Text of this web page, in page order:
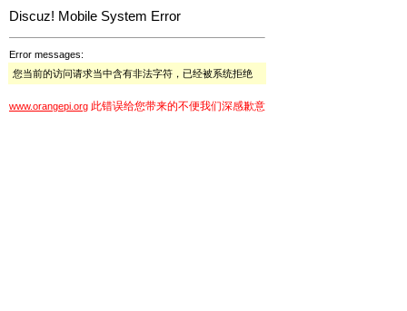
Discuz! Mobile System Error
Error messages:
您当前的访问请求当中含有非法字符，已经被系统拒绝
www.orangepi.org 此错误给您带来的不便我们深感歉意